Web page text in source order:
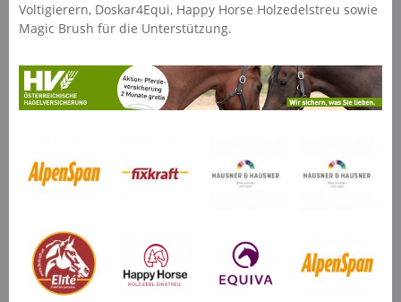
Voltigierern, Doskar4Equi, Happy Horse Holzedelstreu sowie
Magic Brush für die Unterstützung.